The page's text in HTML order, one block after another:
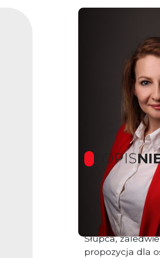
OPIS
Na sprzedaż
jednorodzinny
spokojnej
Słupca,
propozycja dla